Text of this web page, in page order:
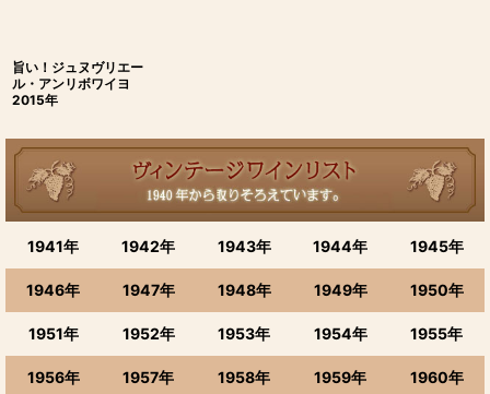
旨い！ジュヌヴリエー
ル・アンリボワイヨ
2015年
1941年 1942年 1943年 1944年 1945年
1946年 1947年 1948年 1949年 1950年
1951年 1952年 1953年 1954年 1955年
1956年 1957年 1958年 1959年 1960年